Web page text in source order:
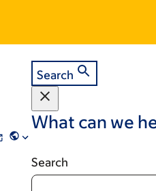
Search
What can we
Search